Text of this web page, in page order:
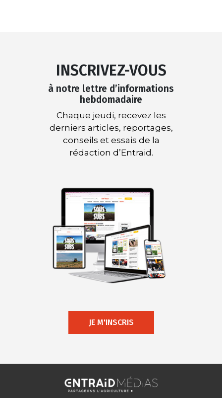
INSCRIVEZ-VOUS
à notre lettre d’informations
hebdomadaire
Chaque jeudi, recevez les
derniers articles, reportages,
conseils et essais de la
rédaction d’Entraid.
JE M'INSCRIS